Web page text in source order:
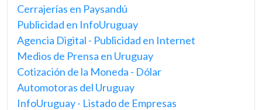
Cerrajerías en Paysandú
Publicidad en InfoUruguay
Agencia Digital - Publicidad en Internet
Medios de Prensa en Uruguay
Cotización de la Moneda - Dólar
Automotoras del Uruguay
InfoUruguay - Listado de Empresas